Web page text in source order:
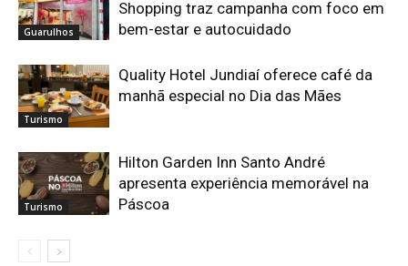
Guarulhos
Shopping traz campanha com foco em
bem-estar e autocuidado
Turismo
Quality Hotel Jundiaí oferece café da
manhã especial no Dia das Mães
Turismo
Hilton Garden Inn Santo André
apresenta experiência memorável na
Páscoa